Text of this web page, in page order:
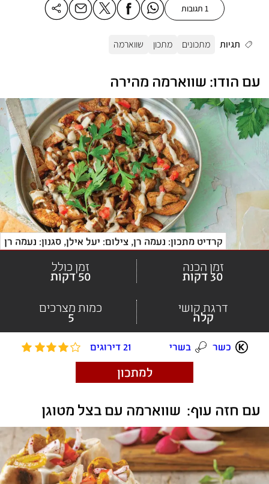
1 תגובות
תגיות מתכונים מתכון שווארמה
עם הודו: שווארמה מהירה
כשר בשרי 21 דירוגים
קרדיט מתכון: נעמה רן, צילום: יעל אילן, סגנון: נעמה רן
זמן הכנה
30 דקות
זמן כולל
50 דקות
דרגת קושי
קלה
כמות מצרכים
5
למתכון
עם חזה עוף:  שווארמה עם בצל מטוגן